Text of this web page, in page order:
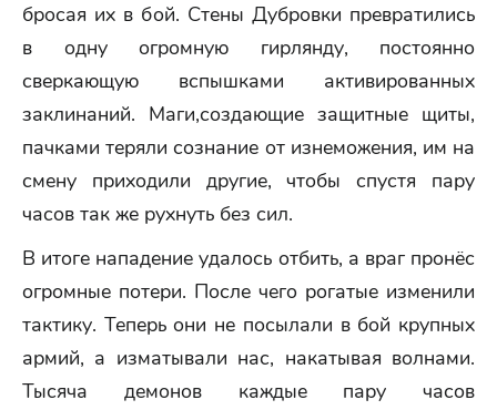
бросая их в бой. Стены Дубровки превратились
в одну огромную гирлянду, постоянно
сверкающую вспышками активированных
заклинаний. Маги,создающие защитные щиты,
пачками теряли сознание от изнеможения, им на
смену приходили другие, чтобы спустя пару
часов так же рухнуть без сил.
В итоге нападение удалось отбить, а враг пронёс
огромные потери. После чего рогатые изменили
тактику. Теперь они не посылали в бой крупных
армий, а изматывали нас, накатывая волнами.
Тысяча демонов каждые пару часов